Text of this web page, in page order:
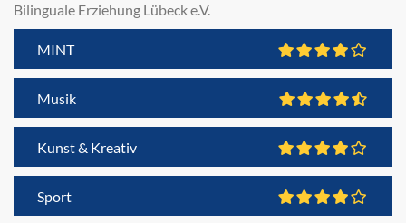
Bilinguale Erziehung Lübeck e.V.
MINT
Musik
Kunst & Kreativ
Sport